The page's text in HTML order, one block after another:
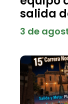
salida
3 de